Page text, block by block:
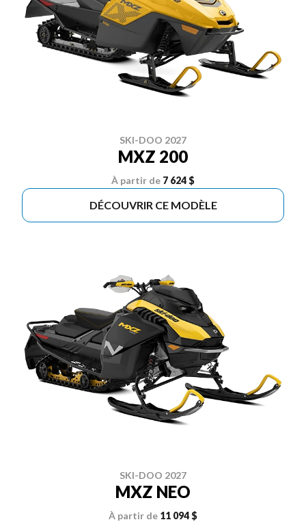
SKI-DOO 2027
MXZ 200
À partir de 7 624 $
DÉCOUVRIR CE MODÈLE
SKI-DOO 2027
MXZ NEO
À partir de 11 094 $